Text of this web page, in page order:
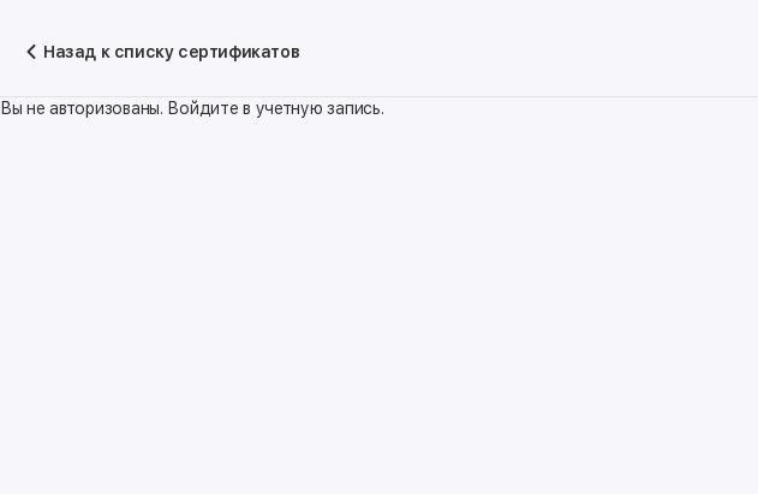
Назад к списку сертификатов
Вы не авторизованы. Войдите в учетную запись.